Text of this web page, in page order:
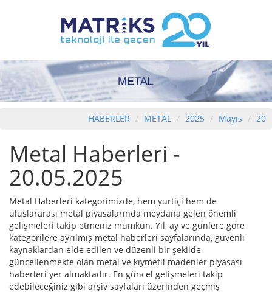
HABERLER METAL 2025 Mayıs 20
Metal Haberleri -
20.05.2025
Metal Haberleri kategorimizde, hem yurtiçi hem de
uluslararası metal piyasalarında meydana gelen önemli
gelişmeleri takip etmeniz mümkün. Yıl, ay ve günlere göre
kategorilere ayrılmış metal haberleri sayfalarında, güvenli
kaynaklardan elde edilen ve düzenli bir şekilde
güncellenmekte olan metal ve kıymetli madenler piyasası
haberleri yer almaktadır. En güncel gelişmeleri takip
edebileceğiniz gibi arşiv sayfaları üzerinden geçmiş